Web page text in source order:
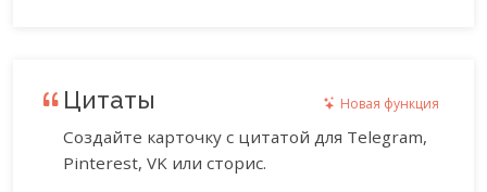
Цитаты Новая функция
Создайте карточку с цитатой для Telegram,
Pinterest, VK или сторис.